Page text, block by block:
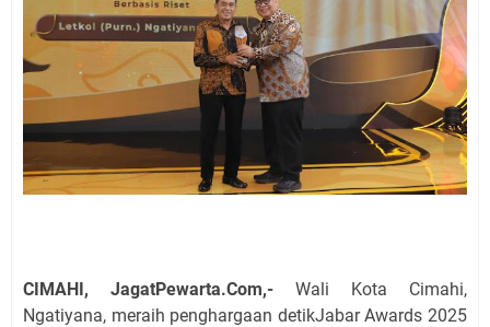
CIMAHI, JagatPewarta.Com,- Wali Kota Cimahi,
Ngatiyana, meraih penghargaan detikJabar Awards 2025